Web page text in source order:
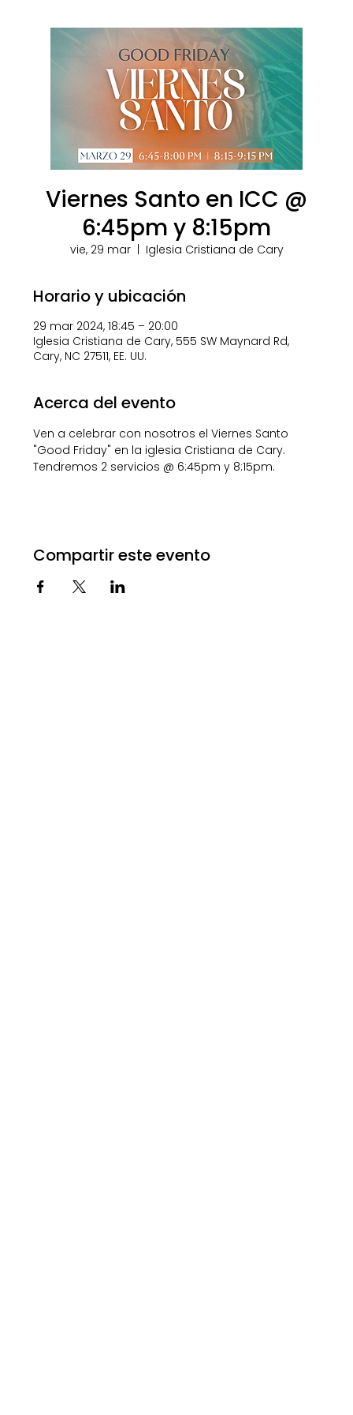
Viernes Santo en ICC @
6:45pm y 8:15pm
vie, 29 mar
  |
Iglesia Cristiana de Cary
Horario y ubicación
29 mar 2024, 18:45 – 20:00
Iglesia Cristiana de Cary, 555 SW Maynard Rd,
Cary, NC 27511, EE. UU.
Acerca del evento
Ven a celebrar con nosotros el Viernes Santo
"Good Friday" en la iglesia Cristiana de Cary.
Tendremos 2 servicios @ 6:45pm y 8:15pm.
Compartir este evento